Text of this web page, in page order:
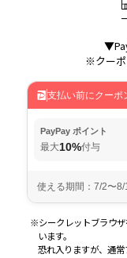
※クーポ
※シークレットブラウ
います。
恐れ入りますが、通常